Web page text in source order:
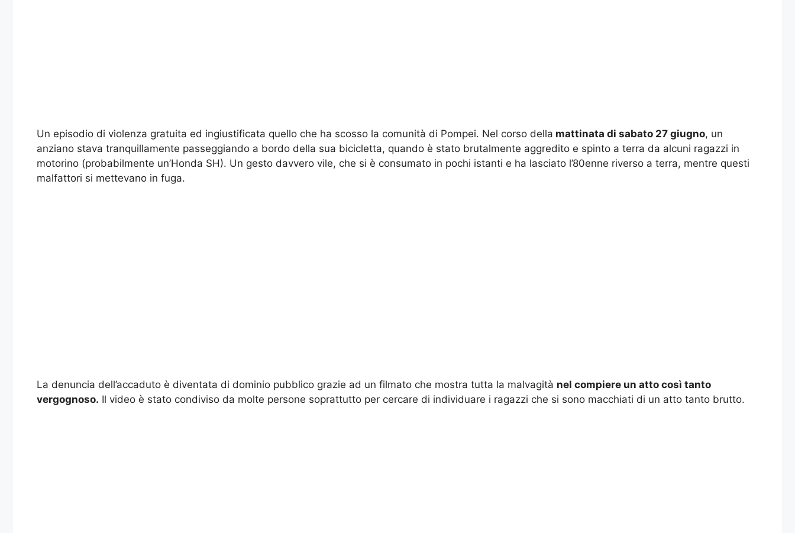
Un episodio di violenza gratuita ed ingiustificata quello che ha scosso la comunità di Pompei. Nel corso della mattinata di sabato 27 giugno, un
anziano stava tranquillamente passeggiando a bordo della sua bicicletta, quando è stato brutalmente aggredito e spinto a terra da alcuni ragazzi in
motorino (probabilmente un’Honda SH). Un gesto davvero vile, che si è consumato in pochi istanti e ha lasciato l’80enne riverso a terra, mentre questi
malfattori si mettevano in fuga.
La denuncia dell’accaduto è diventata di dominio pubblico grazie ad un filmato che mostra tutta la malvagità nel compiere un atto così tanto
vergognoso. Il video è stato condiviso da molte persone soprattutto per cercare di individuare i ragazzi che si sono macchiati di un atto tanto brutto.